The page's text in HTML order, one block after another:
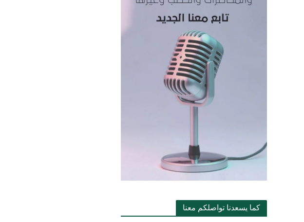
كما يسعدنا تواصلكم معنا